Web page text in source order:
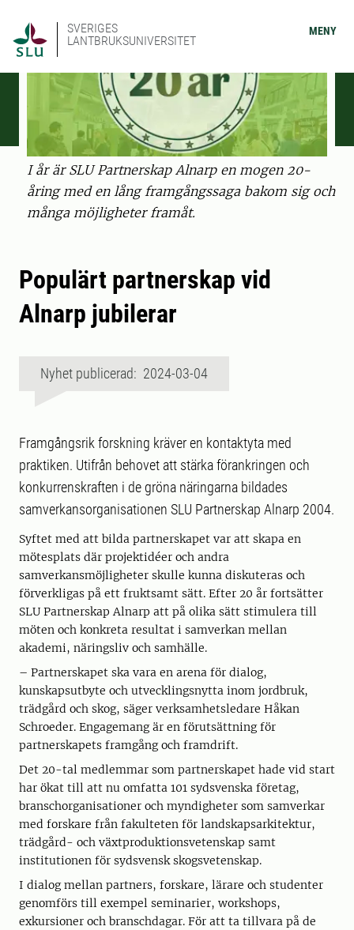
SVERIGES
LANTBRUKSUNIVERSITET
MENY
I år är SLU Partnerskap Alnarp en mogen 20-
åring med en lång framgångssaga bakom sig och
många möjligheter framåt.
Populärt partnerskap vid
Alnarp jubilerar
Nyhet publicerad: 2024-03-04
Framgångsrik forskning kräver en kontaktyta med
praktiken. Utifrån behovet att stärka förankringen och
konkurrenskraften i de gröna näringarna bildades
samverkansorganisationen SLU Partnerskap Alnarp 2004.
Syftet med att bilda partnerskapet var att skapa en
mötesplats där projektidéer och andra
samverkansmöjligheter skulle kunna diskuteras och
förverkligas på ett fruktsamt sätt. Efter 20 år fortsätter
SLU Partnerskap Alnarp att på olika sätt stimulera till
möten och konkreta resultat i samverkan mellan
akademi, näringsliv och samhälle.
– Partnerskapet ska vara en arena för dialog,
kunskapsutbyte och utvecklingsnytta inom jordbruk,
trädgård och skog, säger verksamhetsledare Håkan
Schroeder. Engagemang är en förutsättning för
partnerskapets framgång och framdrift.
Det 20-tal medlemmar som partnerskapet hade vid start
har ökat till att nu omfatta 101 sydsvenska företag,
branschorganisationer och myndigheter som samverkar
med forskare från fakulteten för landskapsarkitektur,
trädgård- och växtproduktionsvetenskap samt
institutionen för sydsvensk skogsvetenskap.
I dialog mellan partners, forskare, lärare och studenter
genomförs till exempel seminarier, workshops,
exkursioner och branschdagar. För att ta tillvara på de